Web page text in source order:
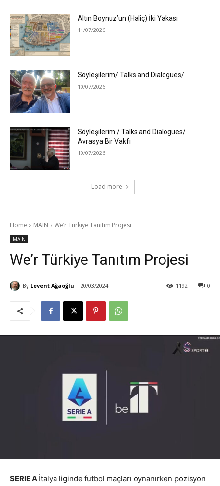
Altın Boynuz’un (Haliç) İki Yakası
11/07/2026
Söyleşilerim/ Talks and Dialogues/
10/07/2026
Söyleşilerim / Talks and Dialogues/
Avrasya Bir Vakfı
10/07/2026
Load more